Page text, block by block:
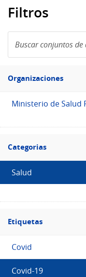
Filtros
conjuntos
de
Filtro
Organizaciones
Ministerio de Salud
Filtro
Categorias
Categorias
Salud
Filtro
Etiquetas
Etiquetas
Covid
Covid-19